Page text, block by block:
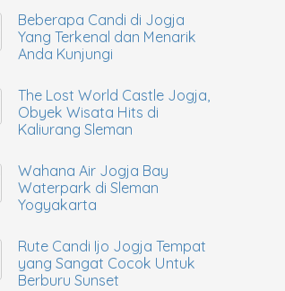
Beberapa Candi di Jogja
Yang Terkenal dan Menarik
Anda Kunjungi
The Lost World Castle Jogja,
Obyek Wisata Hits di
Kaliurang Sleman
Wahana Air Jogja Bay
Waterpark di Sleman
Yogyakarta
Rute Candi Ijo Jogja Tempat
yang Sangat Cocok Untuk
Berburu Sunset